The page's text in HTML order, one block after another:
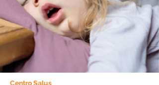
Centro Salus